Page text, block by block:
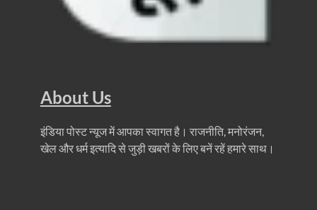
FSSAI: जांच में अंडे पूरी तरह सुरक्षित पाए गए: FSSAI
Anil Vij Statement: कांग्रेस का अविश्वास प्रस्ताव सदन
VB G Ram G Bill: बिल फाड़ना लोकतंत्र की हत्या –
Former DGP Prashant Kumar: उत्तर प्रदेश शिक्षा
About Us
इंडिया पोस्ट न्यूज में आपका स्वागत है। राजनीति, मनोरंजन,
खेल और धर्म इत्यादि से जुड़ी खबरों के लिए बनें रहें हमारे साथ।